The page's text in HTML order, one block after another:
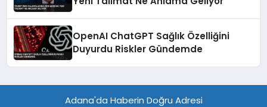
OpenAI ChatGPT Sağlık Özelliğini
Duyurdu Riskler Gündemde
Adana'da Haberin Doğru Adresi